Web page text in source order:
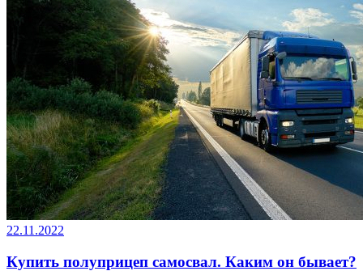
22.11.2022
Купить полуприцеп самосвал. Каким он бывает?